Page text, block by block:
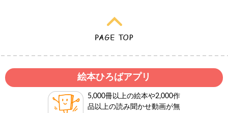
絵本ひろばアプリ
5,000冊以上の絵本や2,000作
品以上の読み聞かせ動画が無